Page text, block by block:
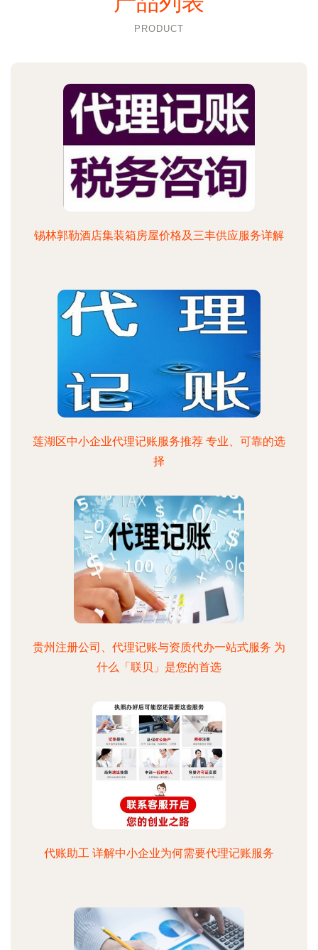
PRODUCT
锡林郭勒酒店集装箱房屋价格及三丰供应服务详解
莲湖区中小企业代理记账服务推荐 专业、可靠的选
择
贵州注册公司、代理记账与资质代办一站式服务 为
什么「联贝」是您的首选
代账助工 详解中小企业为何需要代理记账服务